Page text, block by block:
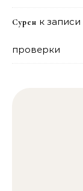
Сурен к записи
проверки